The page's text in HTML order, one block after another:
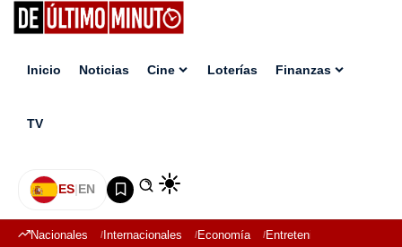
Inicio Noticias Cine Loterías Finanzas
TV
ES|EN
Nacionales Internacionales Economía Entretenimiento